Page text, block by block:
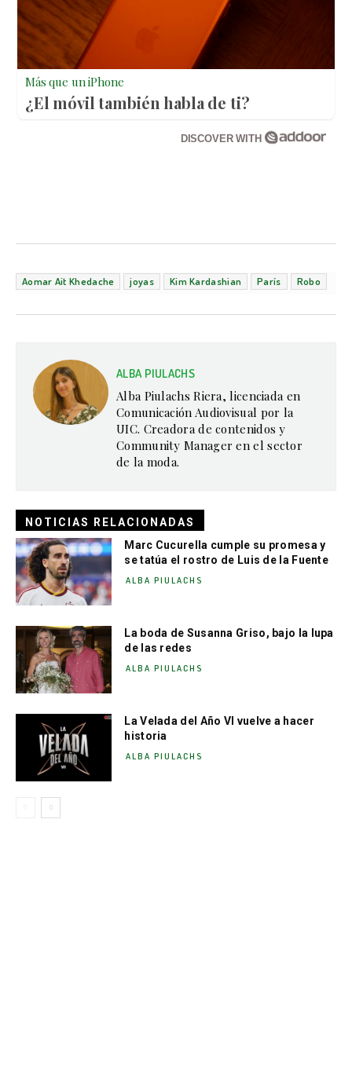
Más que un iPhone
¿El móvil también habla de ti?
DISCOVER WITH
Aomar Ait Khedache joyas Kim Kardashian París Robo
ALBA PIULACHS
Alba Piulachs Riera, licenciada en
Comunicación Audiovisual por la
UIC. Creadora de contenidos y
Community Manager en el sector
de la moda.
NOTICIAS RELACIONADAS
Marc Cucurella cumple su promesa y
se tatúa el rostro de Luis de la Fuente
ALBA PIULACHS
La boda de Susanna Griso, bajo la lupa
de las redes
ALBA PIULACHS
La Velada del Año VI vuelve a hacer
historia
ALBA PIULACHS